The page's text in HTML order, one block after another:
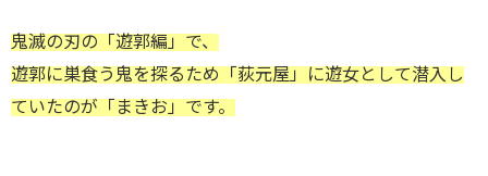
鬼滅の刃の「遊郭編」で、
遊郭に巣食う鬼を探るため「荻元屋」に遊女として潜入し
ていたのが「まきお」です。